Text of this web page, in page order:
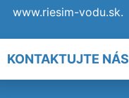
www.riesim-vodu.sk.
KONTAKTUJTE NÁS